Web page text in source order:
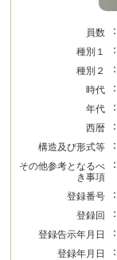
員数 ：
種別１
：
種別２
：
時代
：
年代
：
西暦
：
構造及び形式等
：
その他参考となるべ
き事項
：
登録番号 ：
登録回
：
登録告示年月日
：
登録年月日
：